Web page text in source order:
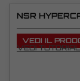
NSR
VEDI TUTORIAL
VEDI IL